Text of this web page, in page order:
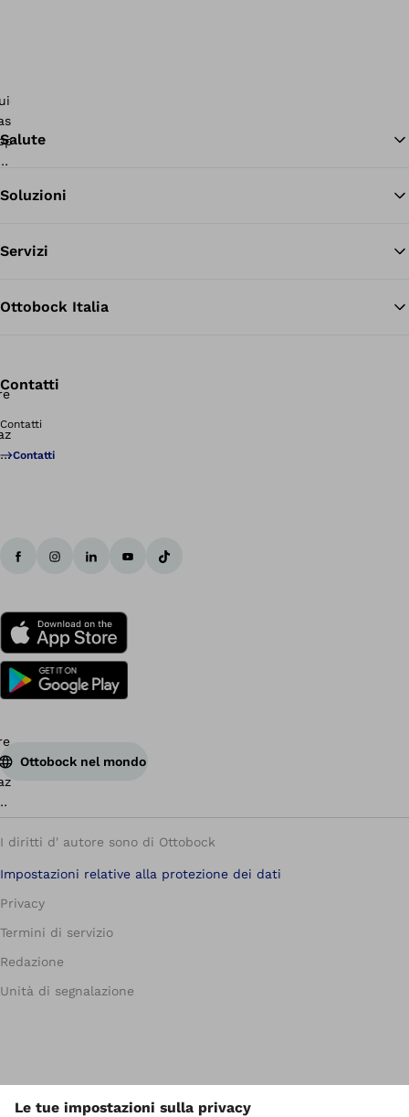
Salute
Soluzioni
Servizi
Ottobock Italia
Contatti
Contatti
Contatti
Ottobock nel mondo
I diritti d' autore sono di Ottobock
Impostazioni relative alla protezione dei dati
Privacy
Termini di servizio
Redazione
Unità di segnalazione